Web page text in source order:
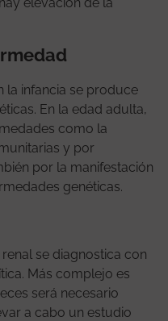
la infancia se produce
En la edad adulta,
como la
y por
por la manifestación
genéticas.
se diagnostica con
Más complejo es
será necesario
a cabo un estudio